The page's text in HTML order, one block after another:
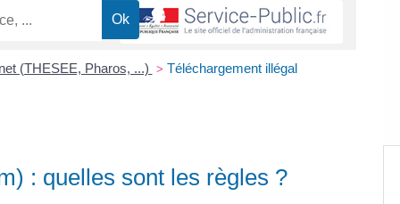
(THESEE, Pharos, ...) > Téléchargement illégal
: quelles sont les règles ?
Paëlla – Société de chasse –